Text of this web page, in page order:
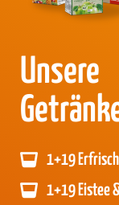
Unsere
1+19
1+19 Eistee